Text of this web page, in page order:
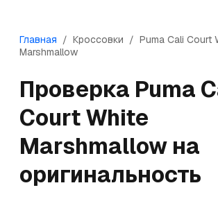
Главная / Кроссовки / Puma Cali Court
Marshmallow
Проверка Puma
Court White
Marshmallow на
оригинальность